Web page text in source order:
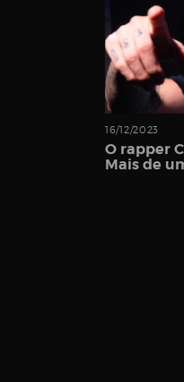
16/12/2023
O rapper
Mais de